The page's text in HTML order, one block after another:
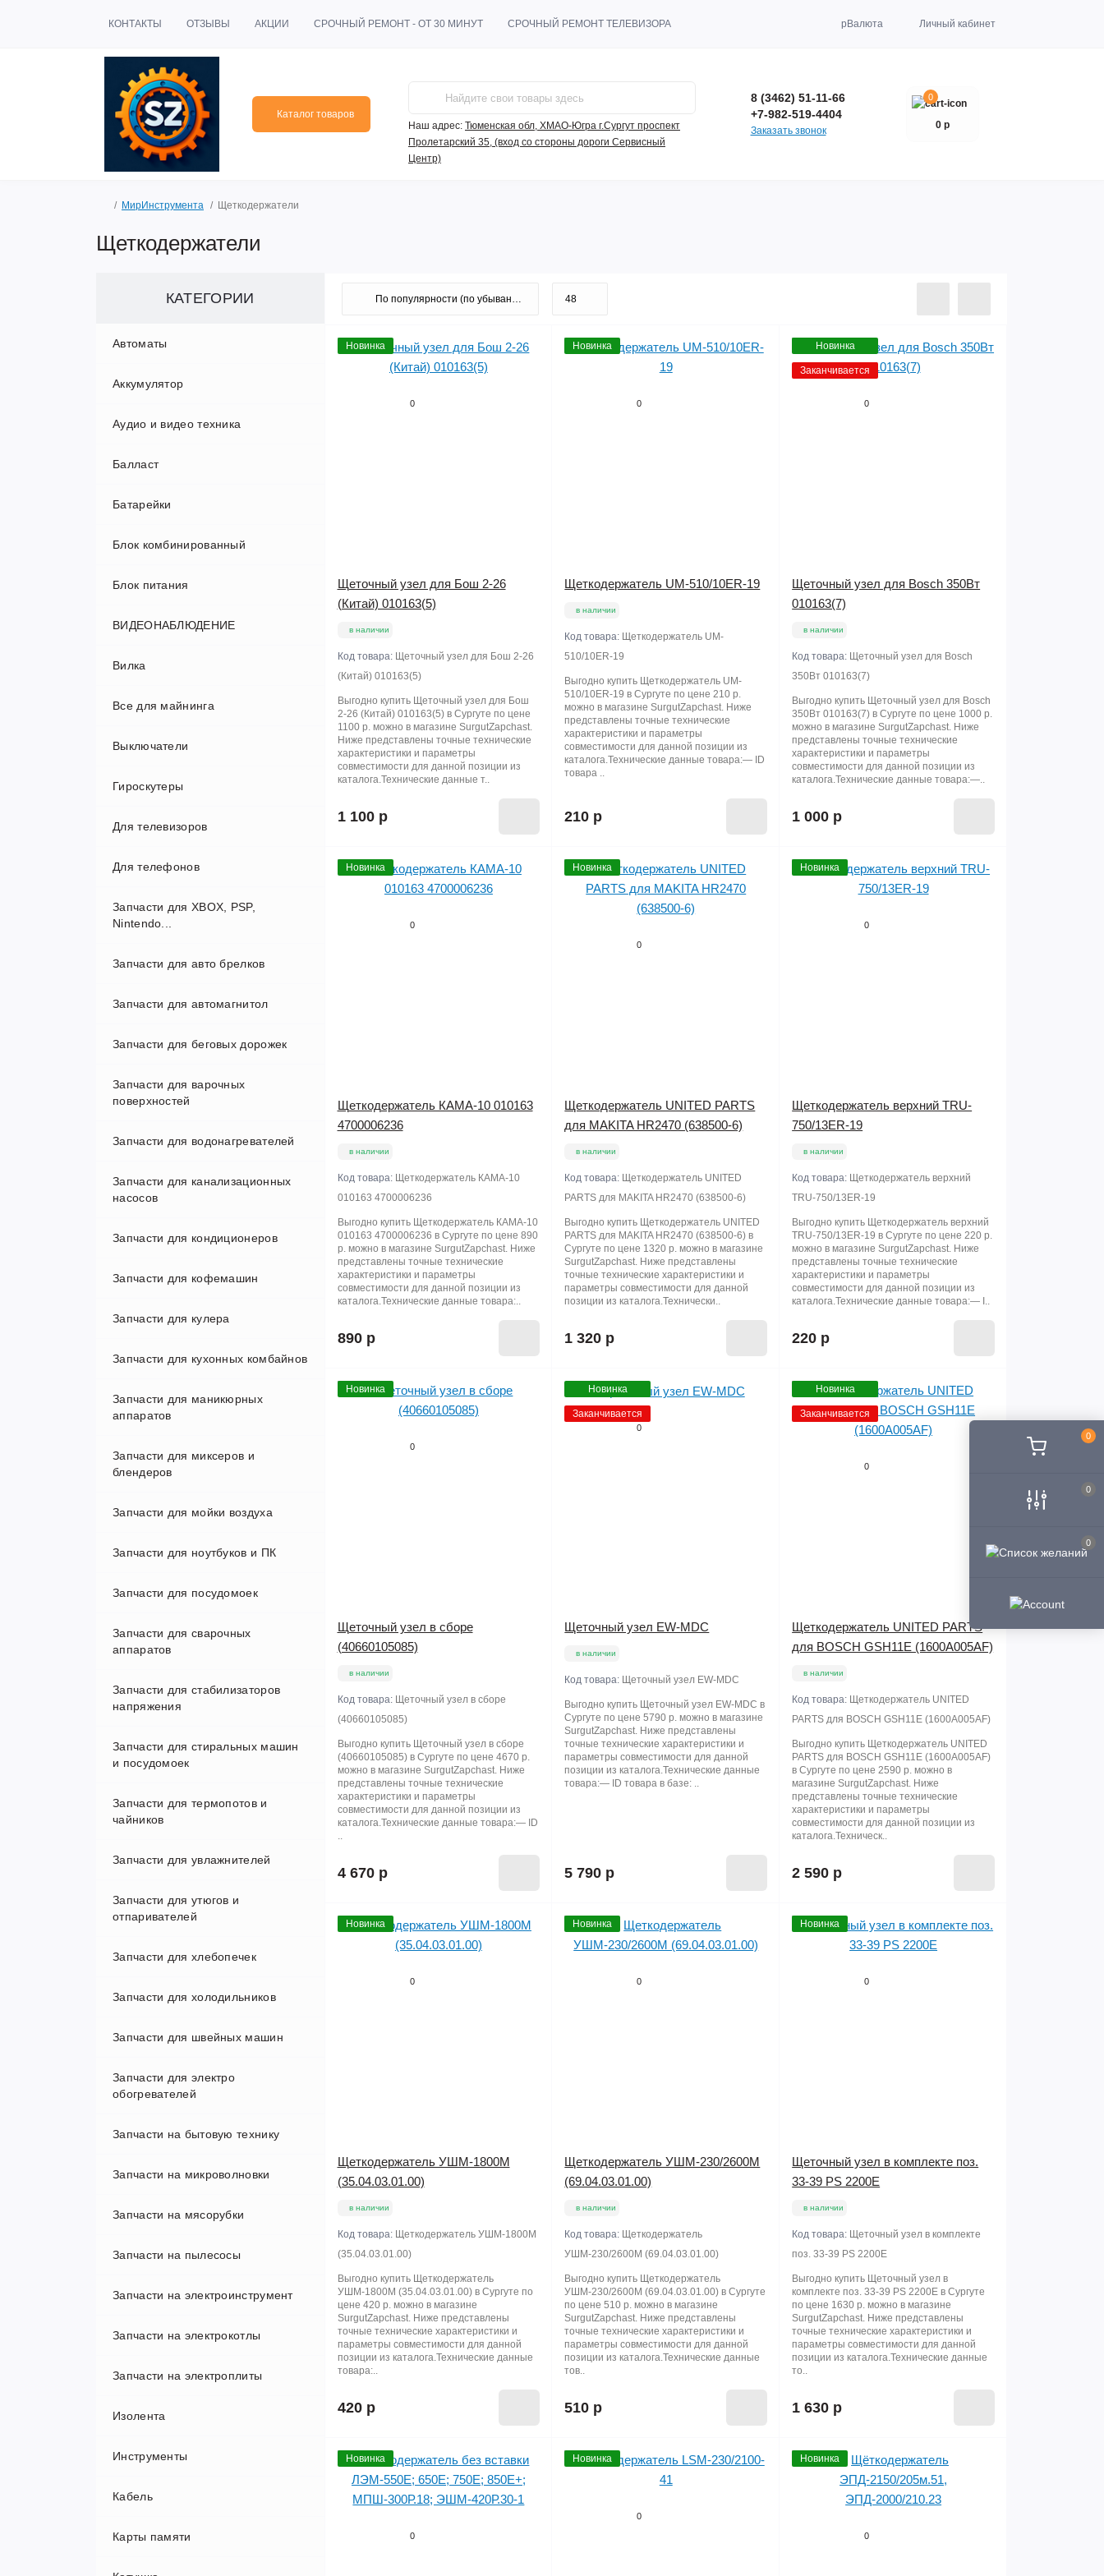
0
0
0
КОНТАКТЫ ОТЗЫВЫ АКЦИИ СРОЧНЫЙ РЕМОНТ - ОТ 30 МИНУТ СРОЧНЫЙ РЕМОНТ ТЕЛЕВИЗОРА р Валюта Личный кабинет
Каталог товаров
Наш адрес: Тюменская обл, ХМАО-Югра г.Сургут проспект
Пролетарский 35, (вход со стороны дороги Сервисный
Центр)
8 (3462) 51-11-66
+7-982-519-4404
Заказать звонок
0
0 р
МирИнструмента Щеткодержатели
Щеткодержатели
КАТЕГОРИИ
Автоматы
Аккумулятор
Аудио и видео техника
Аудио проигрыватели и колонки
Проекторы
Телевизоры
Балласт
Батарейки
Блок комбинированный
Блок питания
ВИДЕОНАБЛЮДЕНИЕ
Авторегистраторы
Видеорегистраторы
Камеры
Муляжи
Объектив
охрана
Вилка
Все для майнинга
Выключатели
Гироскутеры
10.5
6.5
Для телевизоров
Системные разъемы
Для телефонов
АКБ
Запчасти для XBOX, PSP,
Nintendo...
Запчасти для авто брелков
Запчасти для автомагнитол
Запчасти для беговых дорожек
Запчасти для варочных
поверхностей
Запчасти для водонагревателей
Thermex (Термекс)
Запчасти для канализационных
насосов
Запчасти для кондиционеров
Запчасти для кофемашин
Микропереключатели
Переходники и клапаны
Шестерни
Запчасти для кулера
Запчасти для кухонных комбайнов
Запчасти для маникюрных
аппаратов
Запчасти для миксеров и
блендеров
Запчасти для мойки воздуха
Запчасти для ноутбуков и ПК
HDD-SSD
Матрицы
Разъемы питания
Шнур питания ноутбука
Запчасти для посудомоек
Запчасти для сварочных
аппаратов
Запчасти для стабилизаторов
напряжения
Запчасти для стиральных машин
и посудомоек
Запчасти для термопотов и
чайников
Запчасти для увлажнителей
Запчасти для утюгов и
отпаривателей
Запчасти для хлебопечек
Запчасти для холодильников
Запчасти для швейных машин
Запчасти для электро
обогревателей
Запчасти на бытовую технику
Запчасти на микроволновки
Запчасти на мясорубки
Запчасти на пылесосы
Запчасти на роботы пылесосы
Запчасти на электроинструмент
Запчасти на электрокотлы
Запчасти на электроплиты
Изолента
Инструменты
Кабель
Карты памяти
Новинка
0
Щеточный узел для Бош 2-26
(Китай) 010163(5)
в наличии
Код товара: Щеточный узел для Бош 2-26
(Китай) 010163(5)
Выгодно купить Щеточный узел для Бош
2-26 (Китай) 010163(5) в Сургуте по цене
1100 р. можно в магазине SurgutZapchast.
Ниже представлены точные технические
характеристики и параметры
совместимости для данной позиции из
каталога.Технические данные т..
1 100 р
Новинка
0
Щеткодержатель UM-510/10ER-19
в наличии
Код товара: Щеткодержатель UM-
510/10ER-19
Выгодно купить Щеткодержатель UM-
510/10ER-19 в Сургуте по цене 210 р.
можно в магазине SurgutZapchast. Ниже
представлены точные технические
характеристики и параметры
совместимости для данной позиции из
каталога.Технические данные товара:— ID
товара ..
210 р
Новинка
Заканчивается
0
Щеточный узел для Bosch 350Вт
010163(7)
в наличии
Код товара: Щеточный узел для Bosch
350Вт 010163(7)
Выгодно купить Щеточный узел для Bosch
350Вт 010163(7) в Сургуте по цене 1000 р.
можно в магазине SurgutZapchast. Ниже
представлены точные технические
характеристики и параметры
совместимости для данной позиции из
каталога.Технические данные товара:—..
1 000 р
Новинка
0
Щеткодержатель КАМА-10 010163
4700006236
в наличии
Код товара: Щеткодержатель КАМА-10
010163 4700006236
Выгодно купить Щеткодержатель КАМА-10
010163 4700006236 в Сургуте по цене 890
р. можно в магазине SurgutZapchast. Ниже
представлены точные технические
характеристики и параметры
совместимости для данной позиции из
каталога.Технические данные товара:..
890 р
Новинка
0
Щеткодержатель UNITED PARTS
для MAKITA HR2470 (638500-6)
в наличии
Код товара: Щеткодержатель UNITED
PARTS для MAKITA HR2470 (638500-6)
Выгодно купить Щеткодержатель UNITED
PARTS для MAKITA HR2470 (638500-6) в
Сургуте по цене 1320 р. можно в магазине
SurgutZapchast. Ниже представлены
точные технические характеристики и
параметры совместимости для данной
позиции из каталога.Технически..
1 320 р
Новинка
0
Щеткодержатель верхний TRU-
750/13ER-19
в наличии
Код товара: Щеткодержатель верхний
TRU-750/13ER-19
Выгодно купить Щеткодержатель верхний
TRU-750/13ER-19 в Сургуте по цене 220 р.
можно в магазине SurgutZapchast. Ниже
представлены точные технические
характеристики и параметры
совместимости для данной позиции из
каталога.Технические данные товара:— I..
220 р
Новинка
0
Щеточный узел в сборе
(40660105085)
в наличии
Код товара: Щеточный узел в сборе
(40660105085)
Выгодно купить Щеточный узел в сборе
(40660105085) в Сургуте по цене 4670 р.
можно в магазине SurgutZapchast. Ниже
представлены точные технические
характеристики и параметры
совместимости для данной позиции из
каталога.Технические данные товара:— ID
..
4 670 р
Новинка
Заканчивается
0
Щеточный узел EW-MDC
в наличии
Код товара: Щеточный узел EW-MDC
Выгодно купить Щеточный узел EW-MDC в
Сургуте по цене 5790 р. можно в магазине
SurgutZapchast. Ниже представлены
точные технические характеристики и
параметры совместимости для данной
позиции из каталога.Технические данные
товара:— ID товара в базе: ..
5 790 р
Новинка
Заканчивается
0
Щеткодержатель UNITED PARTS
для BOSCH GSH11E (1600A005AF)
в наличии
Код товара: Щеткодержатель UNITED
PARTS для BOSCH GSH11E (1600A005AF)
Выгодно купить Щеткодержатель UNITED
PARTS для BOSCH GSH11E (1600A005AF)
в Сургуте по цене 2590 р. можно в
магазине SurgutZapchast. Ниже
представлены точные технические
характеристики и параметры
совместимости для данной позиции из
каталога.Техническ..
2 590 р
Новинка
0
Щеткодержатель УШМ-1800М
(35.04.03.01.00)
в наличии
Код товара: Щеткодержатель УШМ-1800М
(35.04.03.01.00)
Выгодно купить Щеткодержатель
УШМ-1800М (35.04.03.01.00) в Сургуте по
цене 420 р. можно в магазине
SurgutZapchast. Ниже представлены
точные технические характеристики и
параметры совместимости для данной
позиции из каталога.Технические данные
товара:..
420 р
Новинка
0
Щеткодержатель УШМ-230/2600М
(69.04.03.01.00)
в наличии
Код товара: Щеткодержатель
УШМ-230/2600М (69.04.03.01.00)
Выгодно купить Щеткодержатель
УШМ-230/2600М (69.04.03.01.00) в Сургуте
по цене 510 р. можно в магазине
SurgutZapchast. Ниже представлены
точные технические характеристики и
параметры совместимости для данной
позиции из каталога.Технические данные
тов..
510 р
Новинка
0
Щеточный узел в комплекте поз.
33-39 PS 2200Е
в наличии
Код товара: Щеточный узел в комплекте
поз. 33-39 PS 2200Е
Выгодно купить Щеточный узел в
комплекте поз. 33-39 PS 2200Е в Сургуте
по цене 1630 р. можно в магазине
SurgutZapchast. Ниже представлены
точные технические характеристики и
параметры совместимости для данной
позиции из каталога.Технические данные
то..
1 630 р
Новинка
0
Новинка
0
Новинка
0